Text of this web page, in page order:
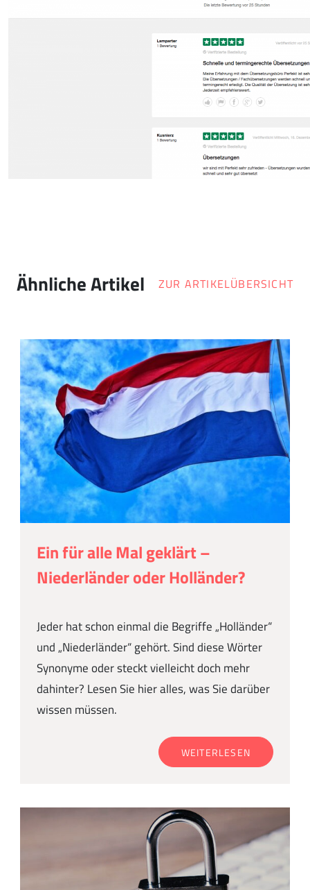
Ähnliche Artikel ZUR ARTIKELÜBERSICHT
Ein für alle Mal geklärt –
Niederländer oder Holländer?
Jeder hat schon einmal die Begriffe „Holländer“
und „Niederländer“ gehört. Sind diese Wörter
Synonyme oder steckt vielleicht doch mehr
dahinter? Lesen Sie hier alles, was Sie darüber
wissen müssen.
WEITERLESEN